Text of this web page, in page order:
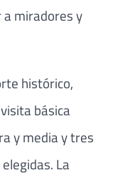
miradores y
histórico,
básica
y media y tres
La